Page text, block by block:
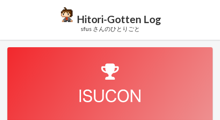
Hitori-Gotten Log
sfus さんのひとりごと